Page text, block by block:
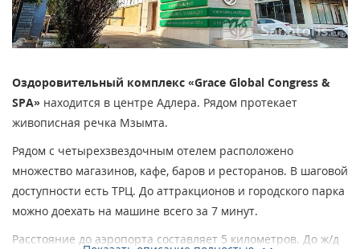
Оздоровительный комплекс «Grace Global Congress &
SPA» находится в центре Адлера. Рядом протекает
живописная речка Мзымта.
Рядом с четырехзвездочным отелем расположено
множество магазинов, кафе, баров и ресторанов. В шаговой
доступности есть ТРЦ. До аттракционов и городского парка
можно доехать на машине всего за 7 минут.
Расстояние до аэропорта составляет 5 километров. До ж/д